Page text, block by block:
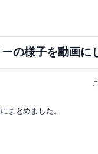
の様子を動画に
まとめました。